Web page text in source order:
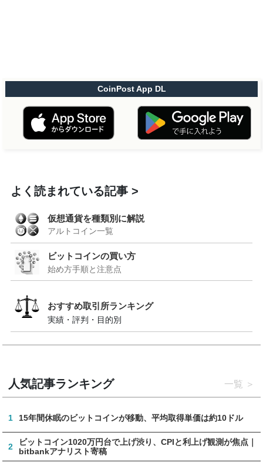
CoinPost App DL
よく読まれている記事
仮想通貨を種類別に解説
アルトコイン一覧
ビットコインの買い方
始め方手順と注意点
おすすめ取引所ランキング
実績・評判・目的別
人気記事ランキング 一覧
1 15年間休眠のビットコインが移動、平均取得単価は約10ドル
2
ビットコイン1020万円台で上げ渋り、CPIと利上げ観測が焦点｜
bitbankアナリスト寄稿